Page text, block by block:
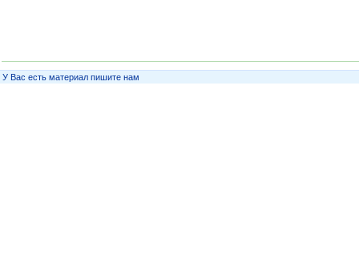
У Вас есть материал пишите нам